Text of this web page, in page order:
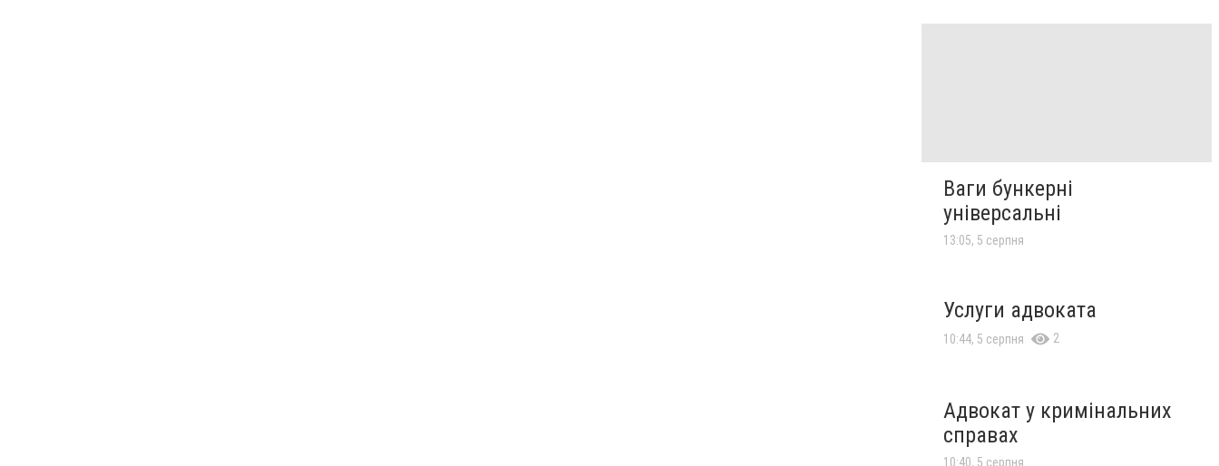
Ваги бункерні
універсальні
13:05, 5 серпня
Услуги адвоката
10:44, 5 серпня 2
Адвокат у кримінальних
справах
10:40, 5 серпня